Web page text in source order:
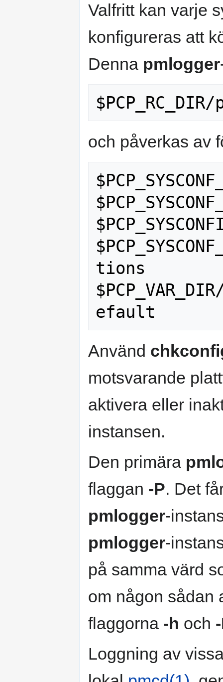
Valfritt kan varje
konfigureras att
Denna pmlogger
och påverkas av
tions
Använd
motsvarande
aktivera eller
instansen.
Den primära
flaggan -P. Det
pmlogger-
pmlogger-
på samma värd
om någon sådan
flaggorna -h och
Loggning av